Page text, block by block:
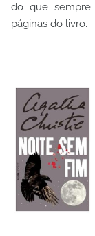
do que sempre
páginas do livro.